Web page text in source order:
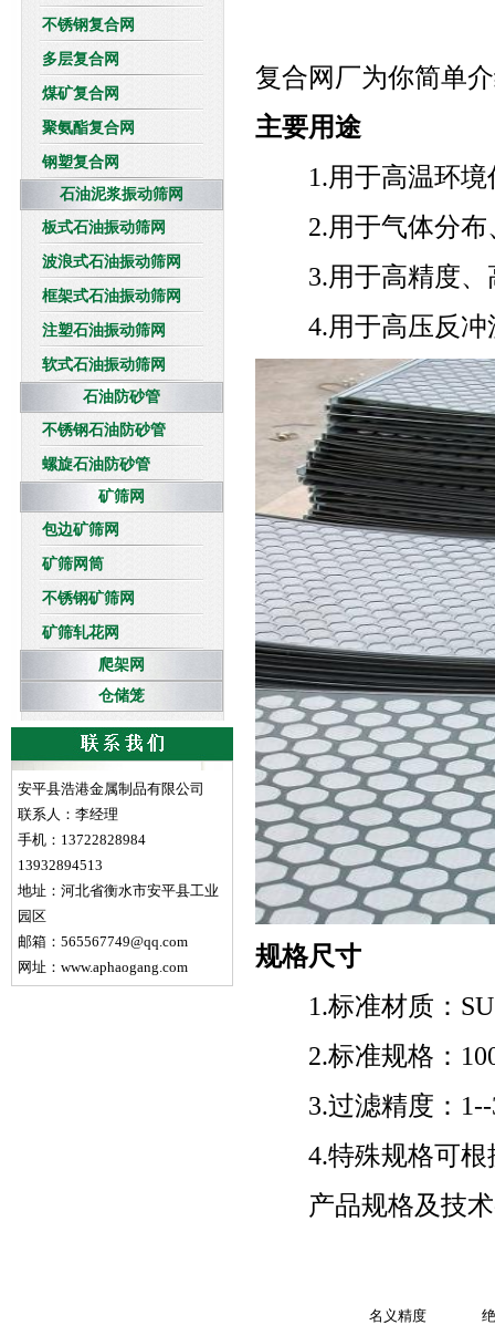
不锈钢复合网
多层复合网
煤矿复合网
聚氨酯复合网
钢塑复合网
石油泥浆振动筛网
板式石油振动筛网
波浪式石油振动筛网
框架式石油振动筛网
注塑石油振动筛网
软式石油振动筛网
石油防砂管
不锈钢石油防砂管
螺旋石油防砂管
矿筛网
包边矿筛网
矿筛网筒
不锈钢矿筛网
矿筛轧花网
爬架网
仓储笼
安平县浩港金属制品有限公司
联系人：李经理
手机：13722828984
13932894513
地址：河北省衡水市安平县工业
园区
邮箱：565567749@qq.com
网址：www.aphaogang.com
复合网厂为你简单
主要用途
1.用于高温环境
2.用于气体分布
3.用于高精度、
4.用于高压反冲
规格尺寸
1.标准材质：
2.标准规格：
3.过滤精度：1--
4.特殊规格可根
产品规格及技术
名义精度